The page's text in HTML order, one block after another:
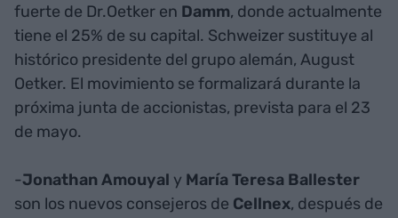
fuerte de Dr.Oetker en Damm, donde actualmente
tiene el 25% de su capital. Schweizer sustituye al
histórico presidente del grupo alemán, August
Oetker. El movimiento se formalizará durante la
próxima junta de accionistas, prevista para el 23
de mayo.
-Jonathan Amouyal y María Teresa Ballester
son los nuevos consejeros de Cellnex, después de